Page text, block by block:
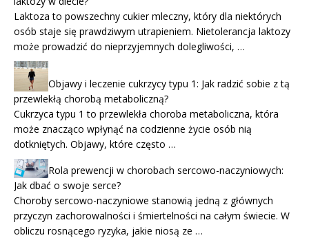
Laktoza to powszechny cukier mleczny, który dla niektórych
osób staje się prawdziwym utrapieniem. Nietolerancja laktozy
może prowadzić do nieprzyjemnych dolegliwości, …
Objawy i leczenie cukrzycy typu 1: Jak radzić sobie z tą
przewlekłą chorobą metaboliczną?
Cukrzyca typu 1 to przewlekła choroba metaboliczna, która
może znacząco wpłynąć na codzienne życie osób nią
dotkniętych. Objawy, które często …
Rola prewencji w chorobach sercowo-naczyniowych:
Jak dbać o swoje serce?
Choroby sercowo-naczyniowe stanowią jedną z głównych
przyczyn zachorowalności i śmiertelności na całym świecie. W
obliczu rosnącego ryzyka, jakie niosą ze …